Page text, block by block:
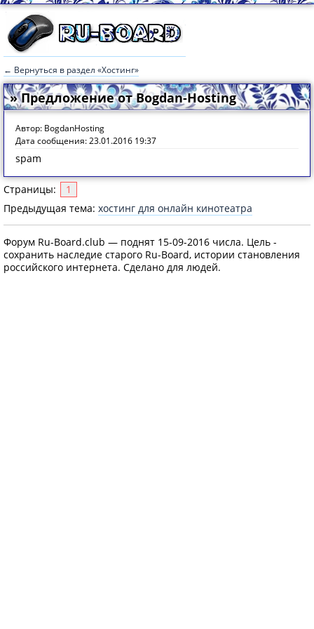
← Вернуться в раздел «Хостинг»
» Предложение от Bogdan-Hosting
Автор: BogdanHosting
Дата сообщения: 23.01.2016 19:37
spam
Страницы:
1
Предыдущая тема: хостинг для онлайн кинотеатра
Форум Ru-Board.club — поднят 15-09-2016 числа. Цель -
сохранить наследие старого Ru-Board, истории становления
российского интернета. Сделано для людей.